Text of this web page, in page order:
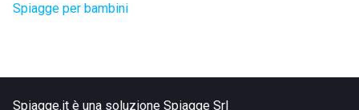
Spiagge per bambini
Spiagge.it è una soluzione Spiagge Srl